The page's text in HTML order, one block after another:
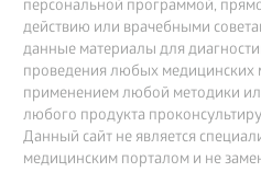
персональной программой,
действию или врачебными
данные материалы для
проведения любых медицинских
применением любой методики
любого продукта
Данный сайт не является
медицинским порталом и не